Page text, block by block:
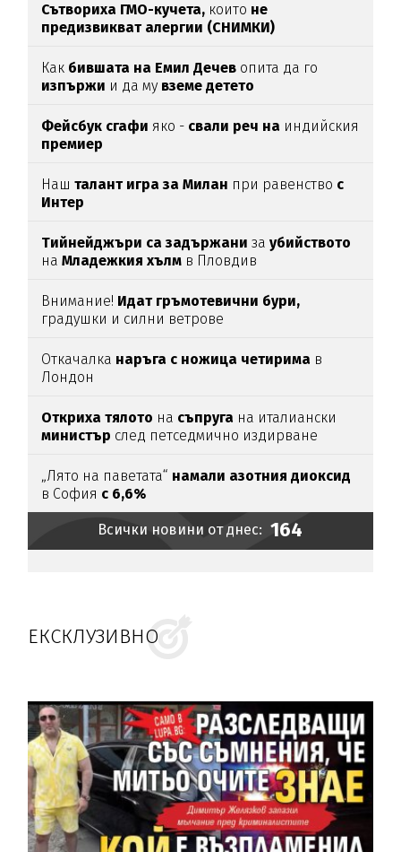
Сътвориха ГМО-кучета, които не
предизвикват алергии (СНИМКИ)
Как бившата на Емил Дечев опита да го
изпържи и да му вземе детето
Фейсбук сгафи яко - свали реч на индийския
премиер
Нашталант игра за Милан при равенство с
Интер
Тийнейджъри са задържани за убийството
наМладежкия хълм в Пловдив
Внимание! Идат гръмотевични бури,
градушки и силни ветрове
Откачалка наръга с ножица четирима в
Лондон
Откриха тялото на съпруга на италиански
министър след петседмично издирване
„Лято на паветата“ намали азотния диоксид
в София с 6,6%
Всички новини от днес: 164
ЕКСКЛУЗИВНО